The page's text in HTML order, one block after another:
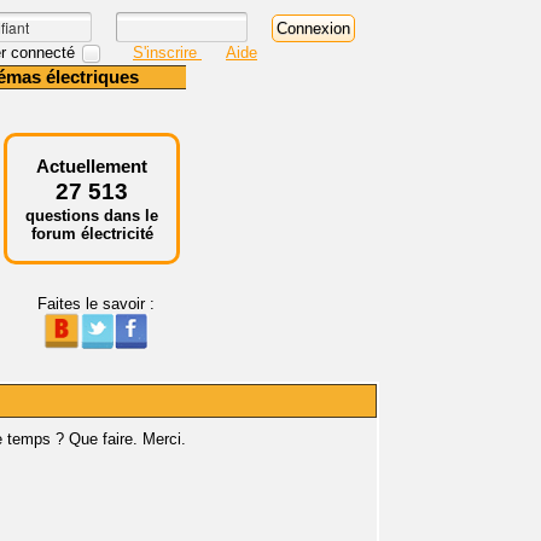
connecté S'inscrire Aide
électriques
Actuellement
27 513
questions dans le
forum électricité
Faites le savoir :
temps ? Que faire. Merci.